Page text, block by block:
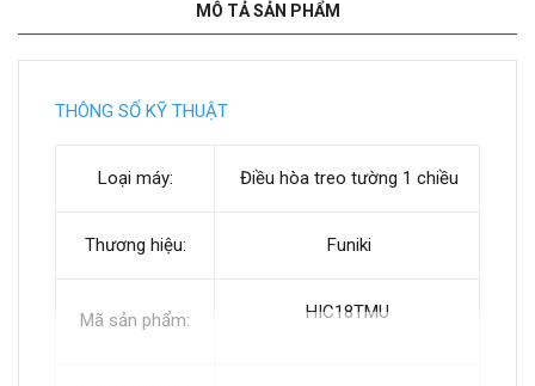
MÔ TẢ SẢN PHẨM
THÔNG SỐ KỸ THUẬT
Loại máy: Điều hòa treo tường 1 chiều
Thương hiệu: Funiki
Mã sản phẩm: HIC18TMU